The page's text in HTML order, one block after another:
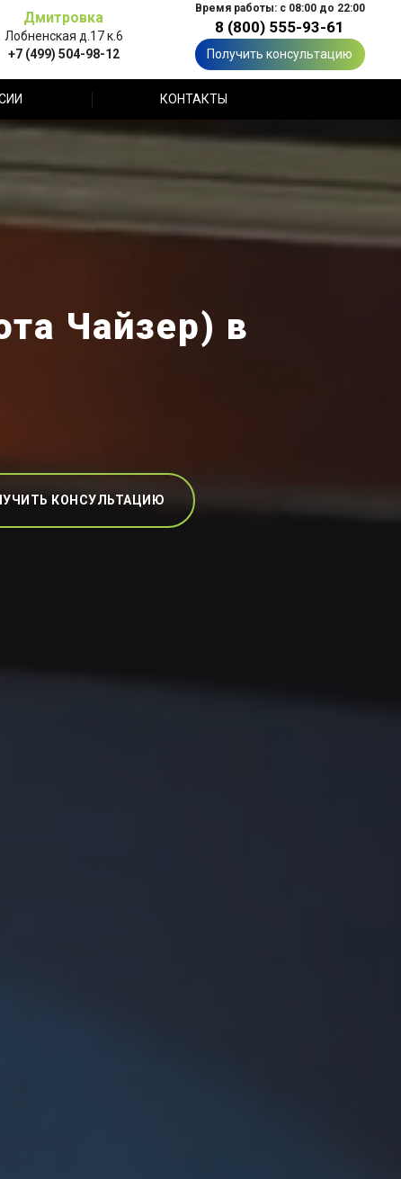
Дмитровка
Лобненская д.17 к.6
+7 (499) 504-98-12
Время работы: с 08:00 до 22:00
8 (800) 555-93-61
Получить консультацию
КОНТАКТЫ
Чайзер) в
КОНСУЛЬТАЦИЮ